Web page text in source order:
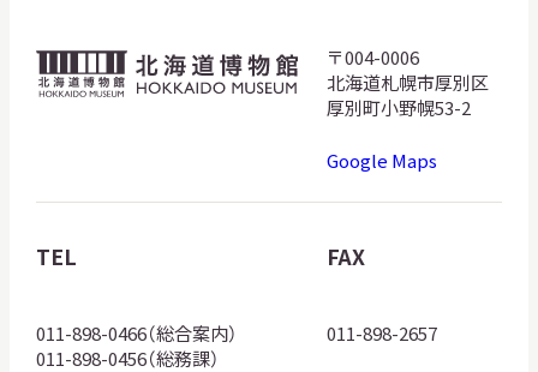
北
海
物
館
ゴ
〒004-0006
北海道札幌市厚別区
厚別町小野幌53-2
Google Maps
TEL
011-898-0466（総合案内）
011-898-0456（総務課）
FAX
011-898-2657